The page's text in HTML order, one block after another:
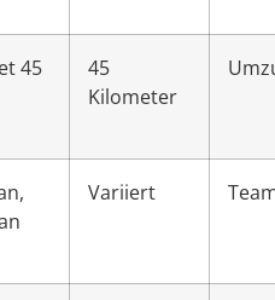
45
45
Kilometer
Variiert